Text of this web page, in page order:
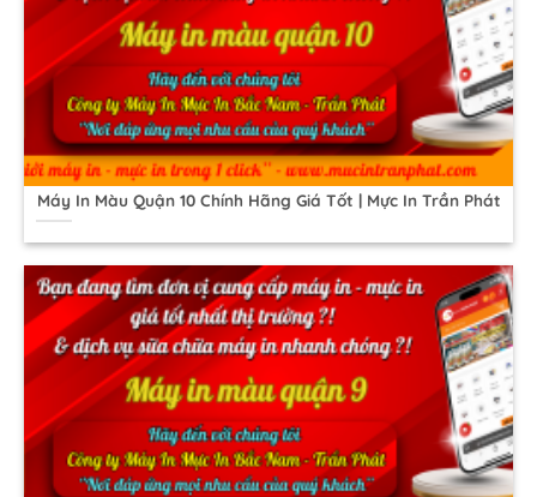
Máy In Màu Quận 10 Chính Hãng Giá Tốt | Mực In Trần Phát